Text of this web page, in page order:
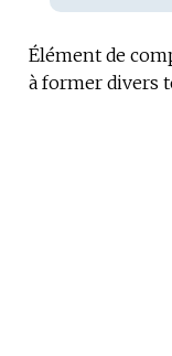
:
Élément de
à former divers